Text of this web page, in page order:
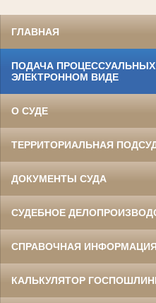
ГЛАВНАЯ
ПОДАЧА
ЭЛЕКТРОННОМ ВИДЕ
О СУДЕ
ТЕРРИТОРИАЛЬНАЯ
ДОКУМЕНТЫ СУДА
СУДЕБНОЕ
СПРАВОЧНАЯ ИНФОРМАЦИЯ
КАЛЬКУЛЯТОР